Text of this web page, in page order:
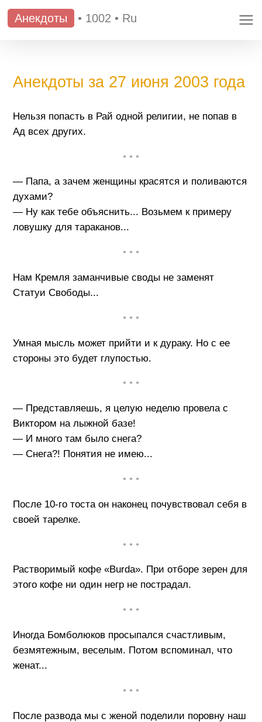
Анекдоты • 1002 • Ru
Анекдоты за 27 июня 2003 года
Нельзя попасть в Рай одной религии, не попав в
Ад всех других.
• • •
— Папа, а зачем женщины красятся и поливаются
духами?
— Ну как тебе объяснить... Возьмем к примеру
ловушку для тараканов...
• • •
Нам Кремля заманчивые своды не заменят
Статуи Свободы...
• • •
Умная мысль может прийти и к дураку. Но с ее
стороны это будет глупостью.
• • •
— Представляешь, я целую неделю провела с
Виктором на лыжной базе!
— И много там было снега?
— Снега?! Понятия не имею...
• • •
После 10-го тоста он наконец почувствовал себя в
своей тарелке.
• • •
Растворимый кофе «Burda». При отборе зерен для
этого кофе ни один негр не пострадал.
• • •
Иногда Бомболюков просыпался счастливым,
безмятежным, веселым. Потом вспоминал, что
женат...
• • •
После развода мы с женой поделили поровну наш